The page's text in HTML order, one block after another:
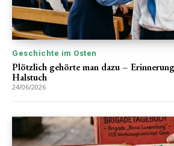
Geschichte im Osten
Plötzlich gehörte man dazu –
Halstuch
24/06/2026